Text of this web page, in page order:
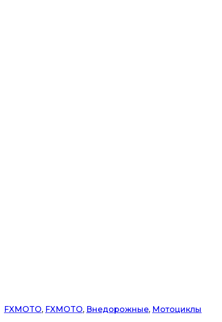
FXMOTO, FXMOTO, Внедорожные, Мотоциклы